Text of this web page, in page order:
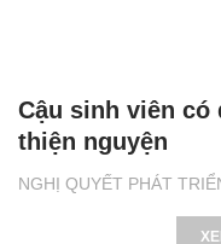
NGHỊ QUYẾT PHÁT
Cậu sinh viên
thiện nguyện